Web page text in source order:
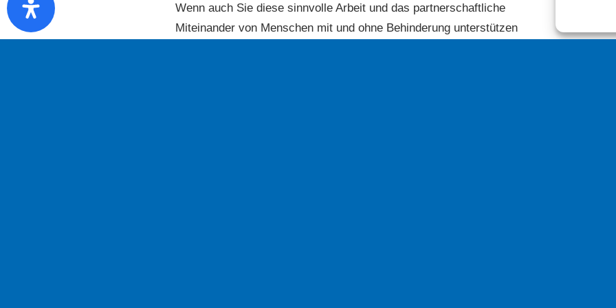
Wenn auch Sie diese sinnvolle Arbeit und das partnerschaftliche
Miteinander von Menschen mit und ohne Behinderung unterstützen